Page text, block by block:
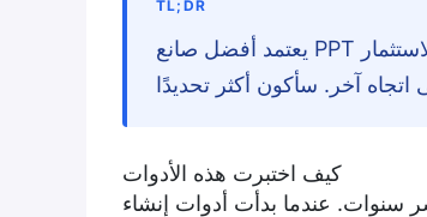
TL;DR
يعتمد أفضل صانع PPT بالذكاء الاصطناعي الذي يقدمه عام 2026 على ما تقدمه فعليًا. تميل عروض الاستثمار
كيف اختبرت هذه الأدوات
سنوات. عندما بدأت أدوات إنشاء